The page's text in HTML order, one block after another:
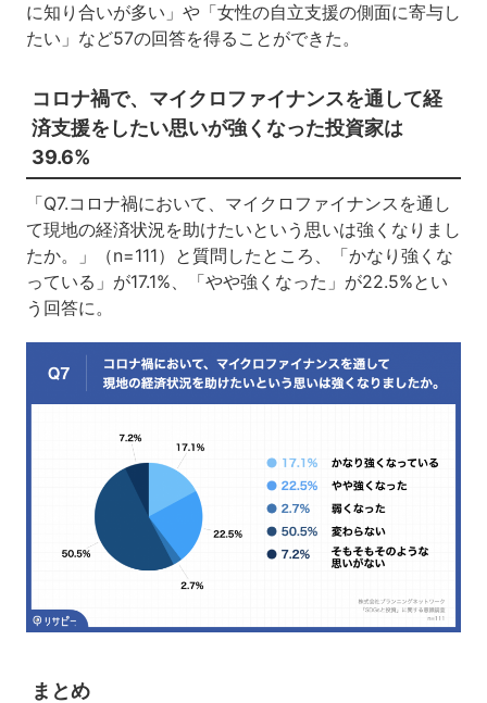
に知り合いが多い」や「女性の自立支援の側面に寄与し
たい」など57の回答を得ることができた。
コロナ禍で、マイクロファイナンスを通して経
済支援をしたい思いが強くなった投資家は
39.6%
「Q7.コロナ禍において、マイクロファイナンスを通し
て現地の経済状況を助けたいという思いは強くなりまし
たか。」（n=111）と質問したところ、「かなり強くな
っている」が17.1%、「やや強くなった」が22.5%とい
う回答に。
まとめ